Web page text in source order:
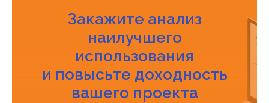
Закажите анализ
наилучшего
использования
и повысьте доходность
вашего проекта